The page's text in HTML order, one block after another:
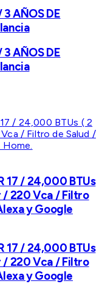
AÑOS DE
AÑOS DE
17 / 24,000 BTUs
/ 220 Vca / Filtro
y Google
17 / 24,000 BTUs
/ 220 Vca / Filtro
y Google